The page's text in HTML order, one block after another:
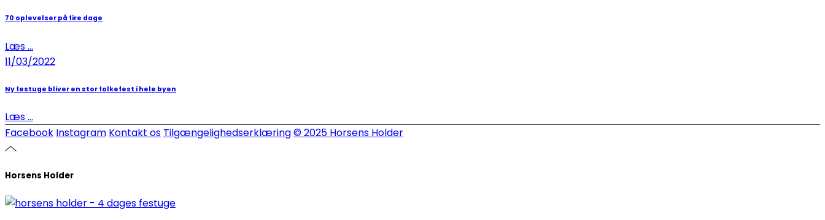
70 oplevelser på fire dage
Læs ...
11/03/2022
Ny festuge bliver en stor folkefest i hele byen
Læs ...
Facebook Instagram Kontakt os Tilgængelighedserklæring© 2025 Horsens Holder
Horsens Holder